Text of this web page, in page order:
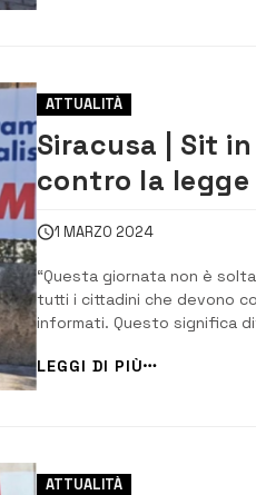
(Usb) rappresentano la pe...
ATTUALITÀ
Siracusa | Sit
contro la legge
1 MARZO 2024
“Questa giornata non è
tutti i cittadini che devono
informati. Questo significa
segretario provinciale
all’emendamento ...
LEGGI DI PIÙ
ATTUALITÀ